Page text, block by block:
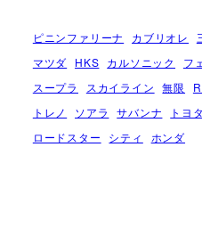
ピニンファリーナ カブリオレ
マツダ
HKS カルソニック フ
スープラ
スカイライン 無限
トレノ
ソアラ サバンナ トヨタ
ロードスター
シティ ホンダ